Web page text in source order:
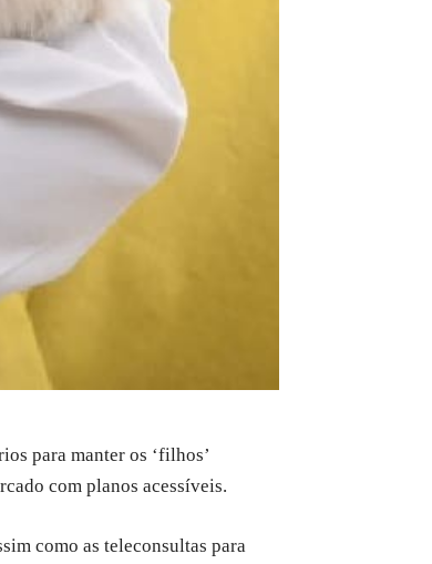
para manter os ‘filhos’
com planos acessíveis.
como as teleconsultas para